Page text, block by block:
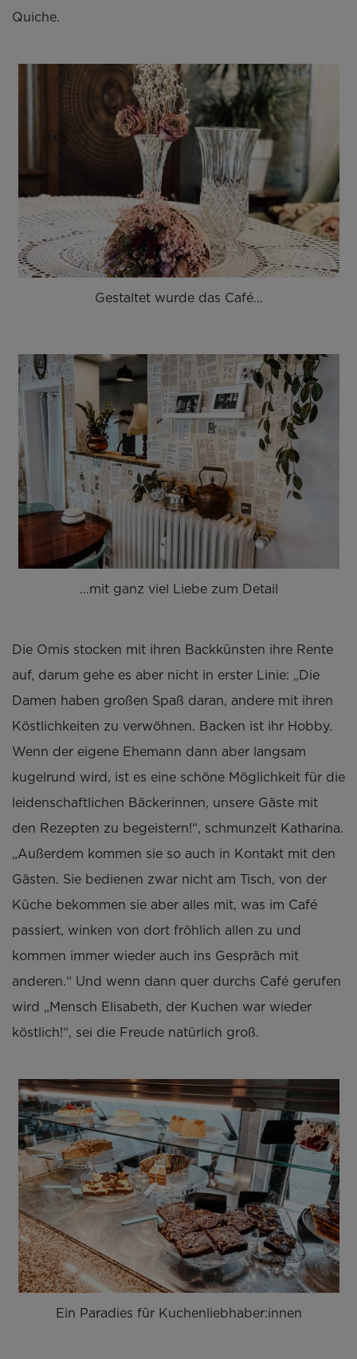
Quiche.
Gestaltet wurde das Café…
…mit ganz viel Liebe zum Detail
Die Omis stocken mit ihren Backkünsten ihre Rente
auf, darum gehe es aber nicht in erster Linie: „Die
Damen haben großen Spaß daran, andere mit ihren
Köstlichkeiten zu verwöhnen. Backen ist ihr Hobby.
Wenn der eigene Ehemann dann aber langsam
kugelrund wird, ist es eine schöne Möglichkeit für die
leidenschaftlichen Bäckerinnen, unsere Gäste mit
den Rezepten zu begeistern!“, schmunzelt Katharina.
„Außerdem kommen sie so auch in Kontakt mit den
Gästen. Sie bedienen zwar nicht am Tisch, von der
Küche bekommen sie aber alles mit, was im Café
passiert, winken von dort fröhlich allen zu und
kommen immer wieder auch ins Gespräch mit
anderen.“ Und wenn dann quer durchs Café gerufen
wird „Mensch Elisabeth, der Kuchen war wieder
köstlich!“, sei die Freude natürlich groß.
Ein Paradies für Kuchenliebhaber:innen